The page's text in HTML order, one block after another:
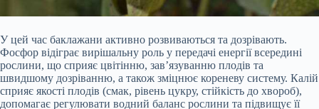
У цей час баклажани активно розвиваються та дозрівають.
Фосфор відіграє вирішальну роль у передачі енергії всередині
рослини, що сприяє цвітінню, зав’язуванню плодів та
швидшому дозріванню, а також зміцнює кореневу систему. Калій
сприяє якості плодів (смак, рівень цукру, стійкість до хвороб),
допомагає регулювати водний баланс рослини та підвищує її